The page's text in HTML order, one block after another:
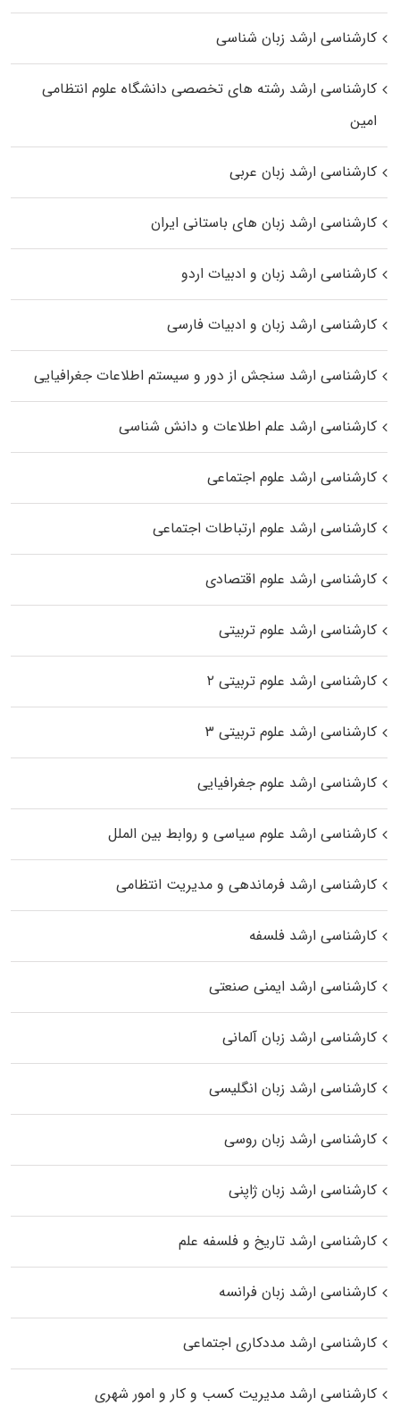
کارشناسی ارشد زبان شناسی
کارشناسی ارشد رﺷﺘﻪ ﻫﺎی تخصصی داﻧﺸﮕﺎه ﻋﻠﻮم انتظامی
اﻣﻴﻦ
کارشناسی ارشد زبان عربی
کارشناسی ارشد زبان‌ های باستانی ایران
کارشناسی ارشد زبان و ادبیات اردو
کارشناسی ارشد زبان و ادبیات فارسی
کارشناسی ارشد سنجش از دور و سیستم اطلاعات جغرافیایی
کارشناسی ارشد علم اطلاعات و دانش شناسی
کارشناسی ارشد علوم اجتماعی
کارشناسی ارشد علوم ارتباطات اجتماعی
کارشناسی ارشد علوم اقتصادی
کارشناسی ارشد علوم تربیتی
کارشناسی ارشد علوم تربیتی ۲
کارشناسی ارشد علوم تربیتی ۳
کارشناسی ارشد علوم جغرافیایی
کارشناسی ارشد علوم سیاسی و روابط بین الملل
کارشناسی ارشد فرماندهی و مدیریت انتظامی
کارشناسی ارشد فلسفه
کارشناسی ارشد ایمنی صنعتی
کارشناسی ارشد زبان آلمانی
کارشناسی ارشد زبان انگلیسی
کارشناسی ارشد زبان روسی
کارشناسی ارشد زبان ژاپنی
کارشناسی ارشد تاریخ و فلسفه علم
کارشناسی ارشد زبان فرانسه
کارشناسی ارشد مددکاری اجتماعی
کارشناسی ارشد مدیریت کسب و کار و امور شهری